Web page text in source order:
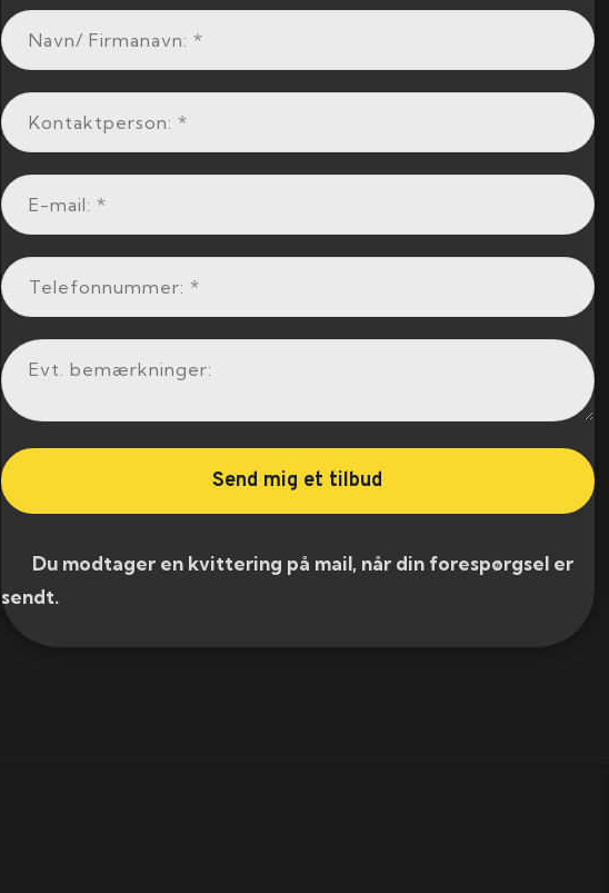
​ Du modtager en kvittering på mail, når din forespørgsel er
sendt.​